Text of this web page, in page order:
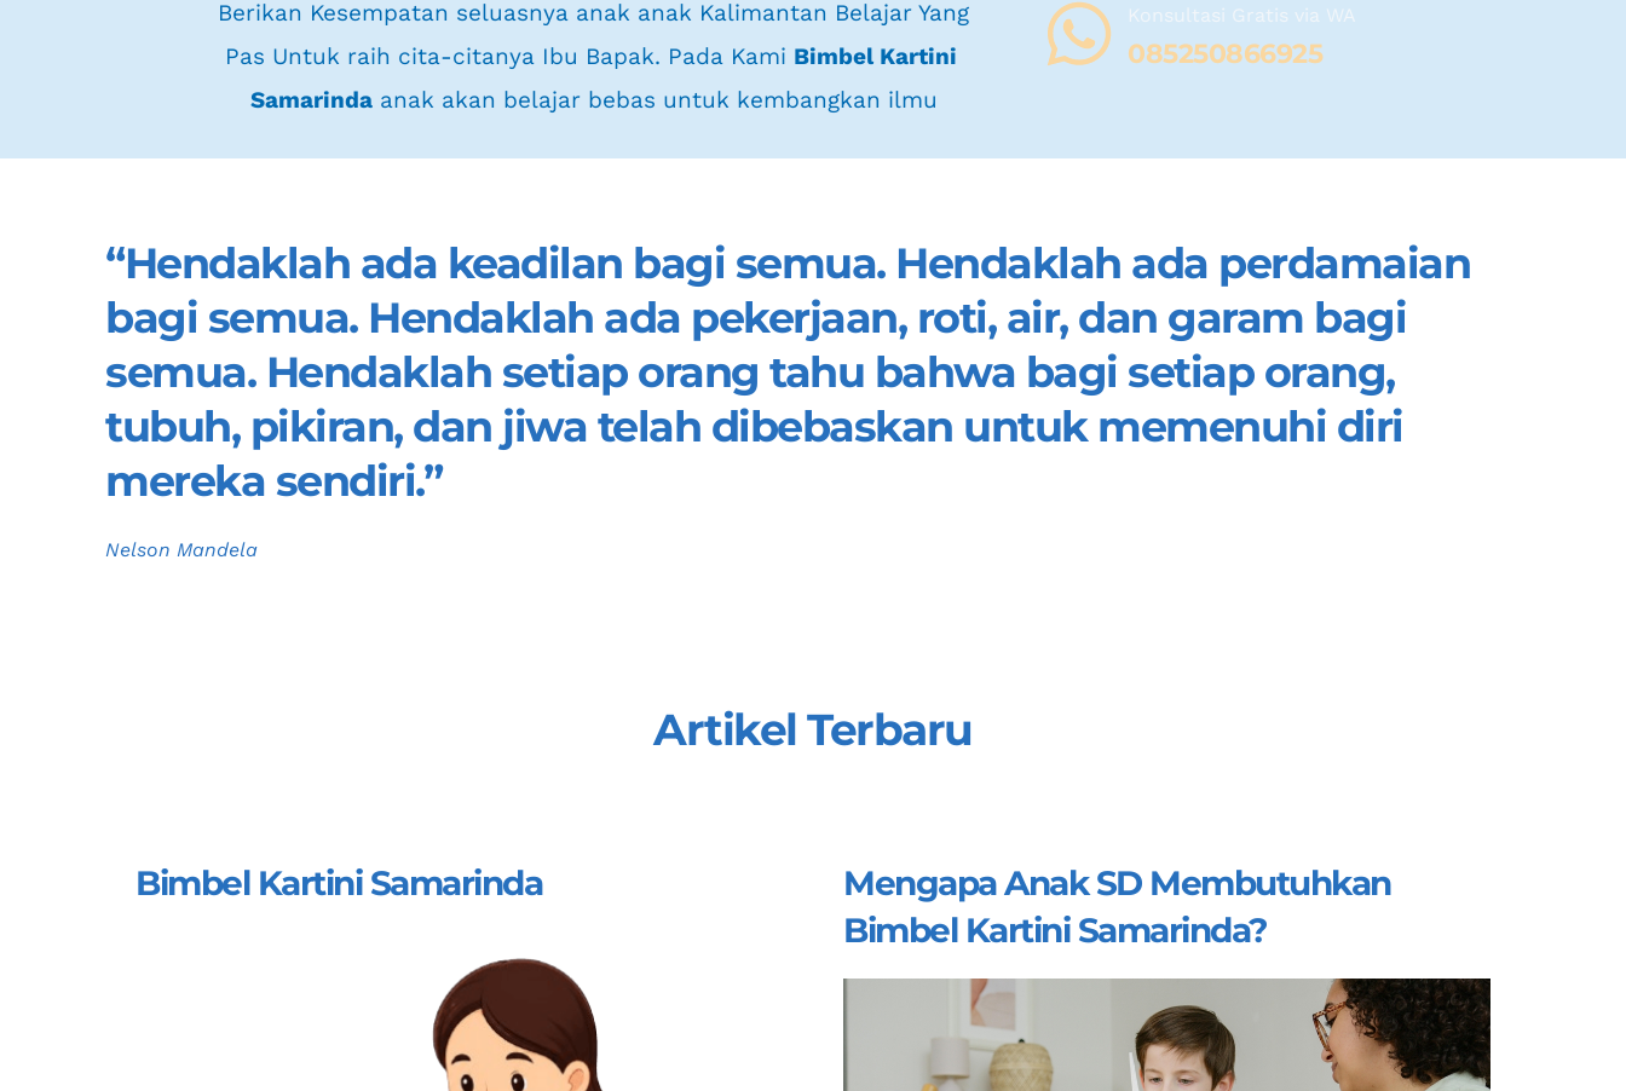
Pas Untuk raih cita-citanya Ibu Bapak. Pada Kami Bimbel Kartini
Samarinda anak akan belajar bebas untuk kembangkan ilmu
Konsultasi Gratis via WA
085250866925
“Hendaklah ada keadilan bagi semua. Hendaklah ada perdamaian
bagi semua. Hendaklah ada pekerjaan, roti, air, dan garam bagi
semua. Hendaklah setiap orang tahu bahwa bagi setiap orang,
tubuh, pikiran, dan jiwa telah dibebaskan untuk memenuhi diri
mereka sendiri.”
Nelson Mandela
Artikel Terbaru
Bimbel Kartini Samarinda
Mengapa Anak SD Membutuhkan
Bimbel Kartini Samarinda?